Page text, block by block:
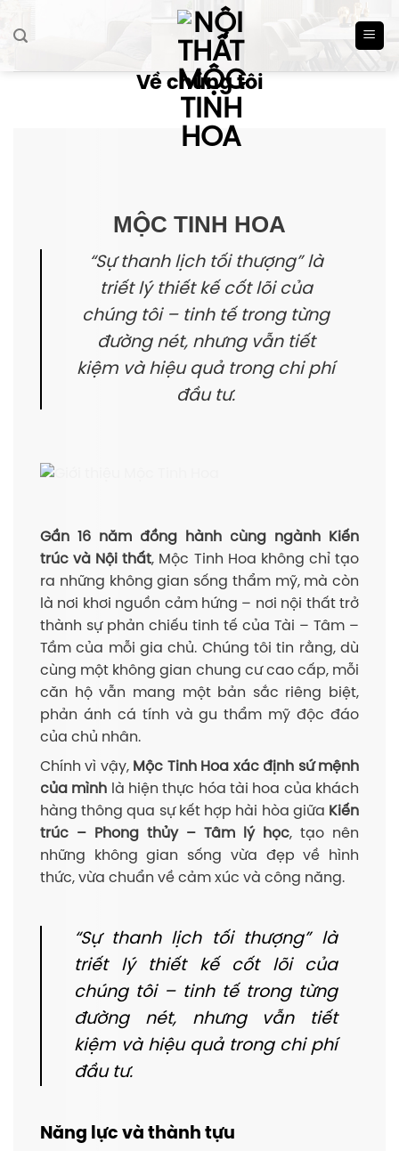
Về chúng tôi
MỘC TINH HOA
“Sự thanh lịch tối thượng”là
triết lý thiết kế cốt lõi của
chúng tôi – tinh tế trong từng
đường nét, nhưng vẫn tiết
kiệm và hiệu quả trong chi phí
đầu tư.
Gần 16 năm đồng hành cùng ngành Kiến
trúc và Nội thất, Mộc Tinh Hoa không chỉ tạo
ra những không gian sống thẩm mỹ, mà còn
là nơi khơi nguồn cảm hứng – nơi nội thất trở
thành sự phản chiếu tinh tế của Tài – Tâm –
Tầm của mỗi gia chủ. Chúng tôi tin rằng, dù
cùng một không gian chung cư cao cấp, mỗi
căn hộ vẫn mang một bản sắc riêng biệt,
phản ánh cá tính và gu thẩm mỹ độc đáo
của chủ nhân.
Chính vì vậy,Mộc Tinh Hoa xác định sứ mệnh
của mình là hiện thực hóa tài hoa của khách
hàng thông qua sự kết hợp hài hòa giữa Kiến
trúc – Phong thủy – Tâm lý học, tạo nên
những không gian sống vừa đẹp về hình
thức, vừa chuẩn về cảm xúc và công năng.
“Sự thanh lịch tối thượng”là
triết lý thiết kế cốt lõi của
chúng tôi – tinh tế trong từng
đường nét, nhưng vẫn tiết
kiệm và hiệu quả trong chi phí
đầu tư.
Năng lực và thành tựu